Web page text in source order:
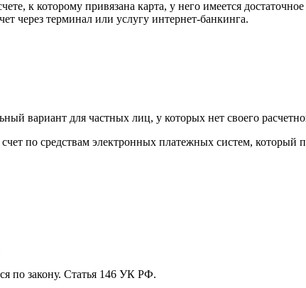
к которому привязана карта, у него имеется
через терминал или услугу интернет-банкинга.
вариант для частных лиц, у которых нет своего
по средствам электронных платежных систем, который
по закону. Статья 146 УК РФ.